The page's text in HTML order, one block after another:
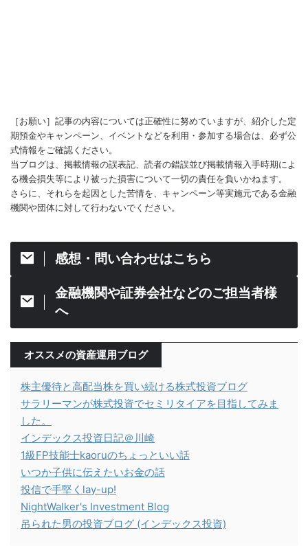
［お願い］記事の内容については正確性に努めていますが、紹介した定
期預金やキャンペーン、イベントなどを利用・参加する場合は、必ず公
式情報をご確認ください。
当ブログは、掲載情報の誤表記、読者の錯誤並び掲載情報入手時期によ
る機会損失等により被った損害について一切の責任を負いかねます。
さらに、それらを起因とした苦情を、キャンペーン等実施元である金融
機関や団体に対して行わないでください。
感想・問い合わせはこちら
金融機関や証券会社などのご担当者様
へ
オススメの資産運用ブログ
株主優待と高配当株を買い続ける株式投資ブログ
サラリーマンが株式投資でセミリタイアを目指してみま
した。
インデックス投資日記＠川崎
1級FP技能士kaoruのちょっといい話
いつか子供に伝えたいお金の話
投信で手堅くlay-up!
NightWalker's Investment Blog
吊られた男の投資ブログ (インデックス投資)